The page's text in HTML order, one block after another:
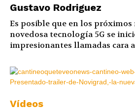
Gustavo Rodriguez
Es posible que en los próximos
novedosa tecnología 5G se
impresionantes llamadas cara a
Vídeos